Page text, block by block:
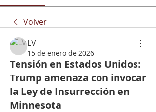
Volver
LV
15 de enero de 2026
Tensión en Estados Unidos:
Trump amenaza con invocar
la Ley de Insurrección en
Minnesota